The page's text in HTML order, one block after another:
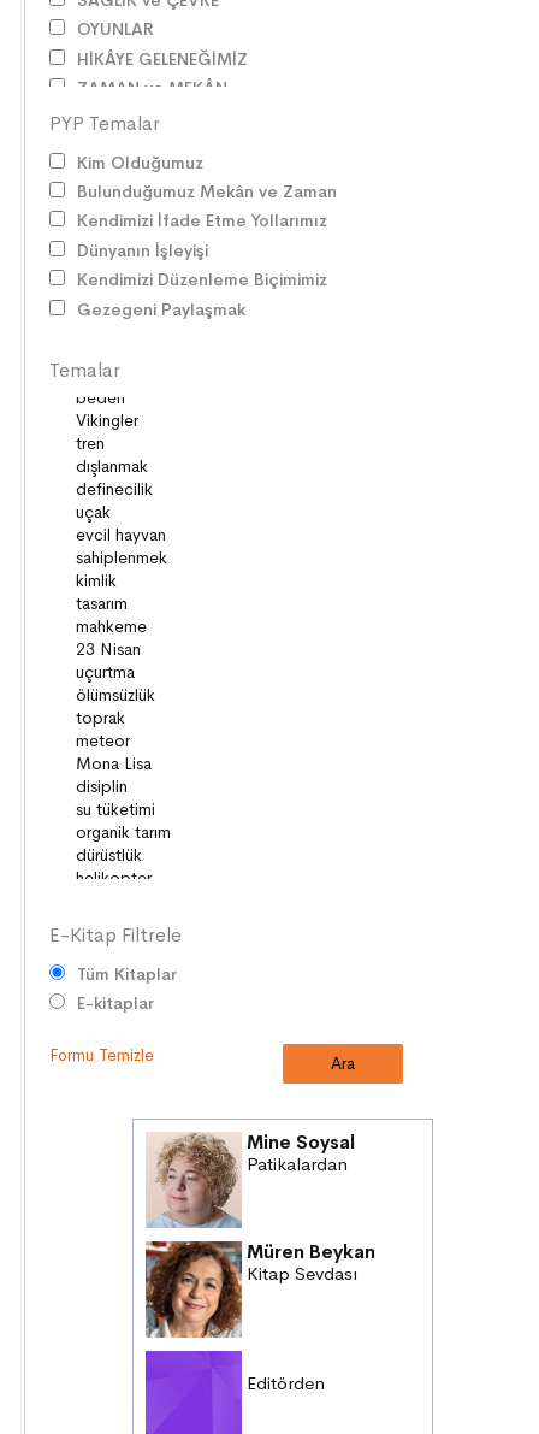
OYUNLAR
HİKÂYE GELENEĞİMİZ
ZAMAN ve MEKÂN
SOSYAL İLİŞKİLER
İLETİŞİM
SORUMLULUKLAR
HAK ve ÖZGÜRLÜKLER
LİDERLER
HAKLAR
DEMOKRASİ
BİLİM ve TEKNOLOJİ
KÜLTÜRLER
DİLİMİZİN ZENGİNLİĞİ
KİŞİSEL GELİŞİM
SAĞLIK
MİLLİ MÜCADELE
OKUMA KÜLTÜRÜ
GELENEKLER
ERDEMLER
DESTANLAR
SANAT
DEĞERLERİMİZ
ÇOCUK DÜNYASI
TARİH
PYP Temalar
Kim Olduğumuz
Bulunduğumuz Mekân ve Zaman
Kendimizi İfade Etme Yollarımız
Dünyanın İşleyişi
Kendimizi Düzenleme Biçimimiz
Gezegeni Paylaşmak
Temalar
E-Kitap Filtrele
Tüm Kitaplar
E-kitaplar
Formu Temizle
Mine Soysal
Patikalardan
Müren Beykan
Kitap Sevdası
Editörden